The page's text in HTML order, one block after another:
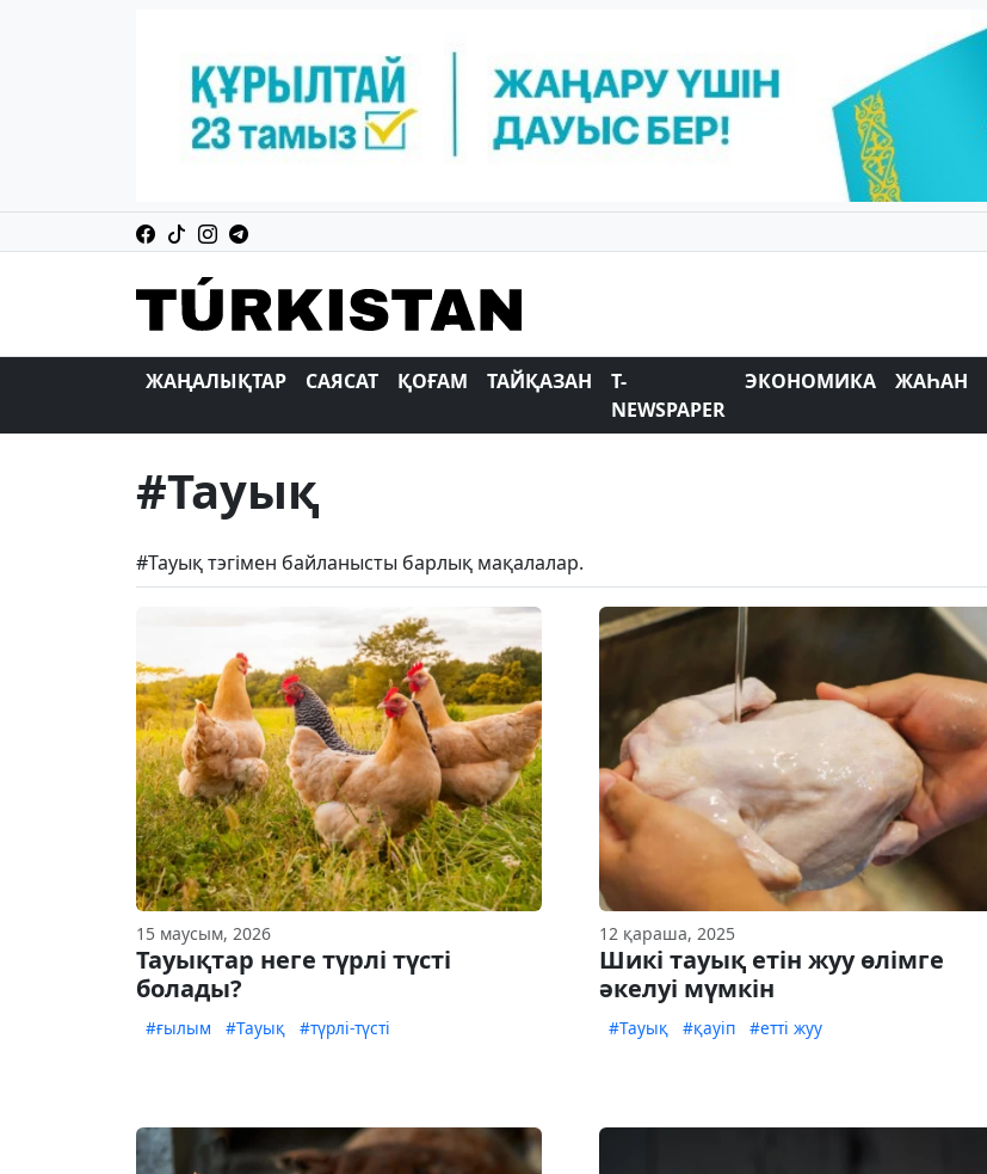
ЖАҢАЛЫҚТАР САЯСАТ ҚОҒАМ ТАЙҚАЗАН
T-
NEWSPAPER
ЭКОНОМИКА ЖАҺАН
#Тауық
#Тауық тэгімен байланысты барлық мақалалар.
15 маусым, 2026
Тауықтар неге түрлі түсті
болады?
#ғылым #Тауық #түрлі-түсті
12 қараша, 2025
Шикі тауық етін жуу өлімге
әкелуі мүмкін
#Тауық #қауіп #етті жуу